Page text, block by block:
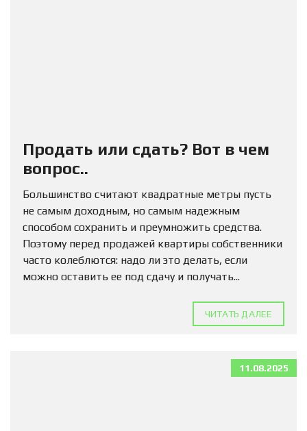
Продать или сдать? Вот в чем
вопрос..
Большинство считают квадратные метры пусть
не самым доходным, но самым надежным
способом сохранить и преумножить средства.
Поэтому перед продажей квартиры собственники
часто колеблются: надо ли это делать, если
можно оставить ее под сдачу и получать...
ЧИТАТЬ ДАЛЕЕ
11.08.2025